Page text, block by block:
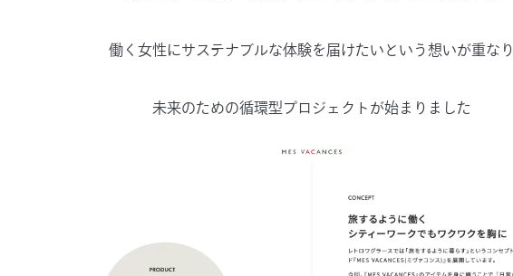
働く女性にサステナブルな体験を届けたいという想いが重なり
未来のための循環型プロジェクトが始まりました